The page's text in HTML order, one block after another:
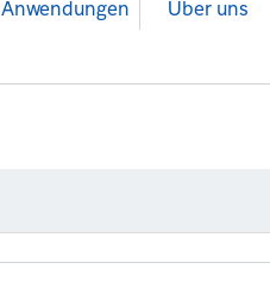
Anwendungen Über uns